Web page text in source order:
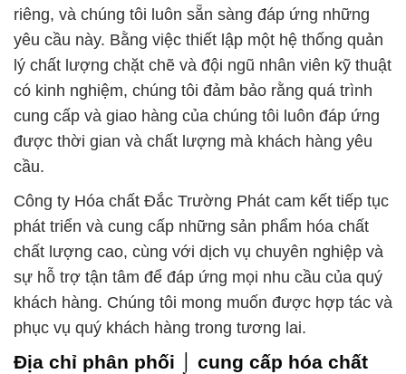
riêng, và chúng tôi luôn sẵn sàng đáp ứng những
yêu cầu này. Bằng việc thiết lập một hệ thống quản
lý chất lượng chặt chẽ và đội ngũ nhân viên kỹ thuật
có kinh nghiệm, chúng tôi đảm bảo rằng quá trình
cung cấp và giao hàng của chúng tôi luôn đáp ứng
được thời gian và chất lượng mà khách hàng yêu
cầu.
Công ty Hóa chất Đắc Trường Phát cam kết tiếp tục
phát triển và cung cấp những sản phẩm hóa chất
chất lượng cao, cùng với dịch vụ chuyên nghiệp và
sự hỗ trợ tận tâm để đáp ứng mọi nhu cầu của quý
khách hàng. Chúng tôi mong muốn được hợp tác và
phục vụ quý khách hàng trong tương lai.
Địa chỉ phân phối ⌡ cung cấp hóa chất